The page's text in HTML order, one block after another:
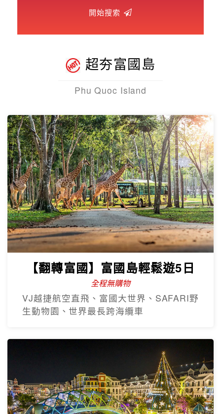
開始搜索
超夯富國島
Phu Quoc Island
【翻轉富國】富國島輕鬆遊5日
全程無購物
VJ越捷航空直飛、富國大世界、SAFARI野
生動物園、世界最長跨海纜車